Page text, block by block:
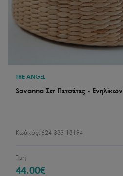
THE ANGEL
Savanna Σετ Πετσέτες - Ενηλίκων
Κωδικός: 624-333-18194
Τιμή
44.00€